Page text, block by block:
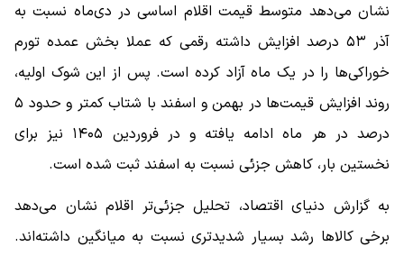
نشان می‌دهد متوسط قیمت اقلام اساسی در دی‌ماه نسبت به
آذر ۵۳ درصد افزایش داشته رقمی که عملا بخش عمده تورم
خوراکی‌ها را در یک ماه آزاد کرده است. پس از این شوک اولیه،
روند افزایش قیمت‌ها در بهمن و اسفند با شتاب کمتر و حدود ۵
درصد در هر ماه ادامه یافته و در فروردین ۱۴۰۵ نیز برای
نخستین بار، کاهش جزئی نسبت به اسفند ثبت شده است.
به گزارش دنیای اقتصاد، تحلیل جزئی‌تر اقلام نشان می‌دهد
برخی کالاها رشد بسیار شدیدتری نسبت به میانگین داشته‌اند.